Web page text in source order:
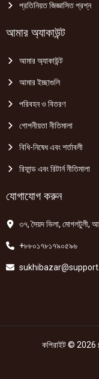
প্রতিনিয়ত জিজ্ঞাসিত প্রশ্ন
আমার অ্যাকাউন্ট
আমার অ্যাকাউন্ট
আমার ইচ্ছাগুলি
পরিবহন ও বিতরণ
গোপনীয়তা নীতিমালা
বিধি-নিষেধ এবং শর্তাবলী
রিফান্ড এবং রিটার্ন নীতিমালা
যোগাযোগ করুন
৩৭, সৈয়দ ভিলা, মোগলটুলী,
+৮৮০১৭৮১৭৯০৫৯৬
কপিরাইট © 2026